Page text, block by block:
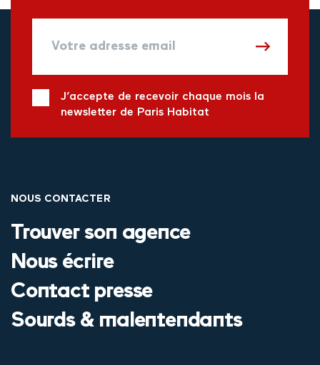
J’accepte de recevoir chaque mois la
newsletter de Paris Habitat
NOUS CONTACTER
Trouver son agence
Nous écrire
Contact presse
Sourds & malentendants